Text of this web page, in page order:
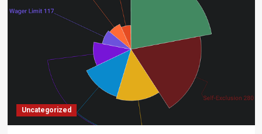
Uncategorized